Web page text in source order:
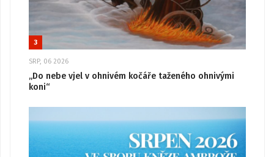
3
SRP, 06 2026
„Do nebe vjel v ohnivém kočáře taženého ohnivými
koni“